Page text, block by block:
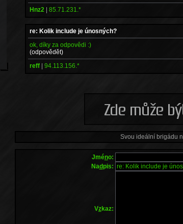
Hnz2 |85.71.231.*
re: Kolik include je únosných?
ok, díky za odpovědi :)
(odpovědět)
reff |94.113.156.*
Svou ideální brigádu
Jméno:
Nadpis:
Vzkaz: